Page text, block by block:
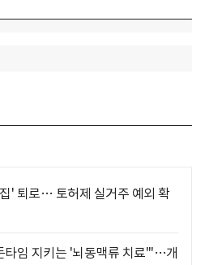
' 퇴로… 토허제 실거주 예외 확
타임 지키는 '뇌동맥류 치료'"…개